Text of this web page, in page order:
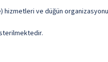
ve düğün